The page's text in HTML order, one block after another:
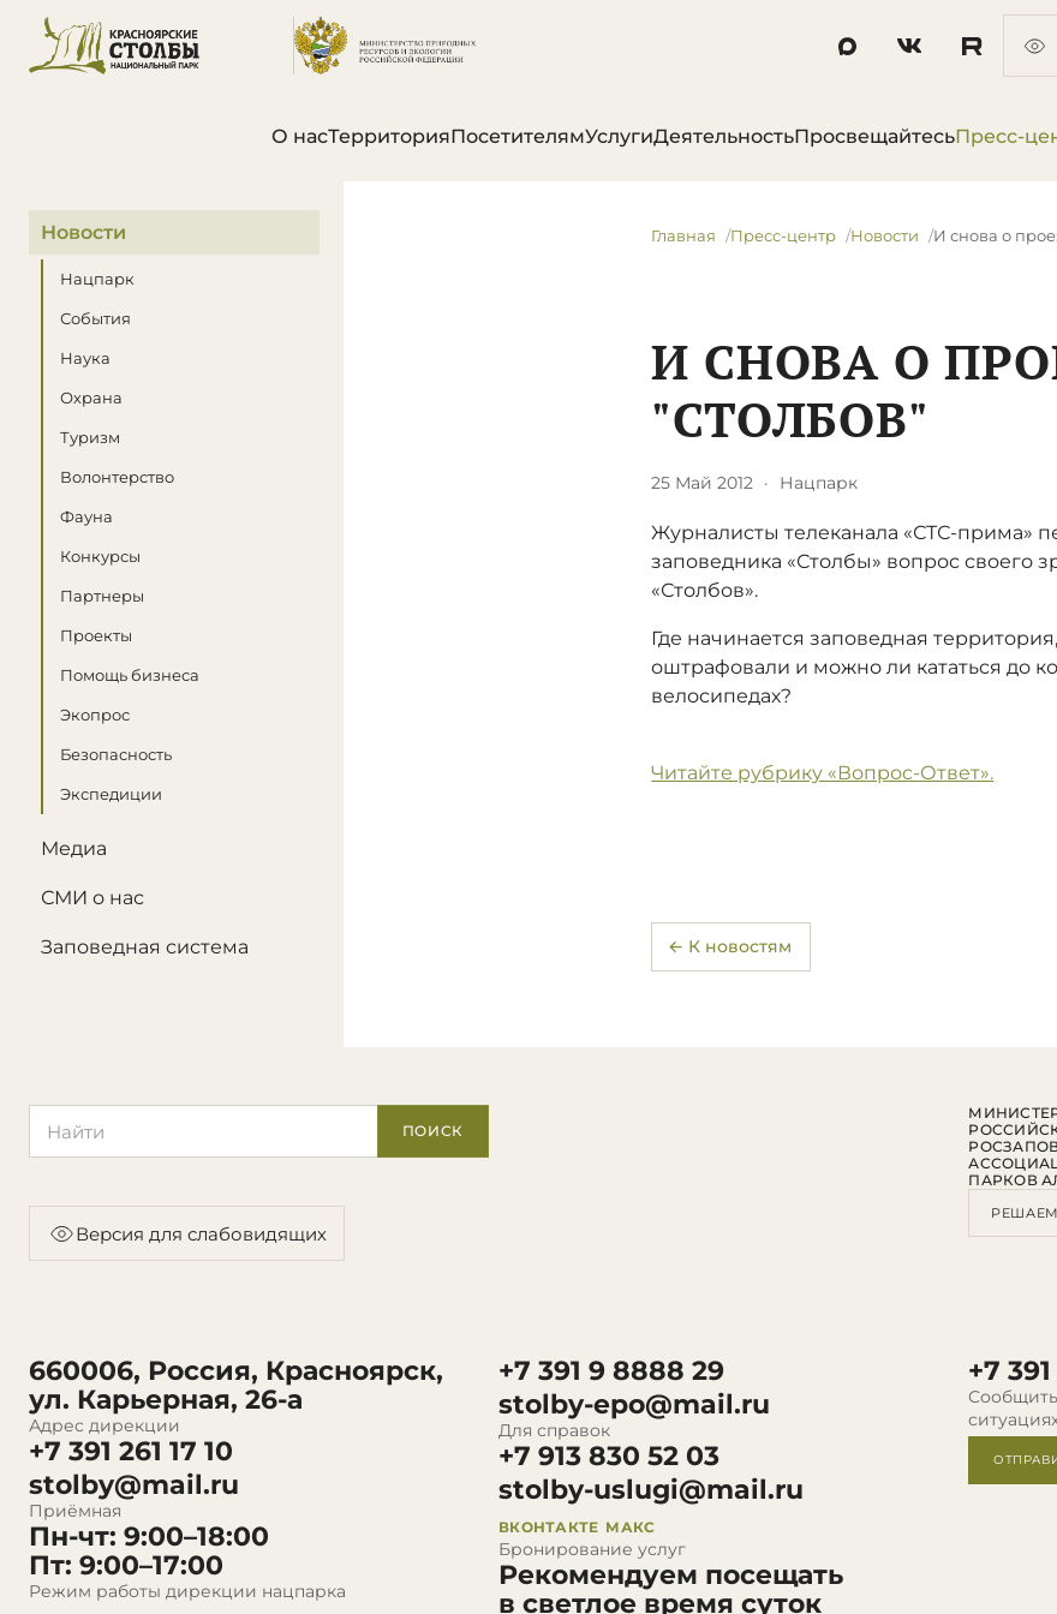
О насТерриторияПосетителямУслугиДеятельностьПросвещайтесьПресс-
В этом разделе
Новости
Нацпарк
События
Наука
Охрана
Туризм
Волонтерство
Фауна
Конкурсы
Партнеры
Проекты
Помощь бизнеса
Экопрос
Безопасность
Экспедиции
Медиа
СМИ о нас
Заповедная система
Главная Пресс-центр Новости И снова о
И СНОВА О
"СТОЛБОВ"
25 Май 2012 · Нацпарк
Журналисты телеканала «СТС-прима»
заповедника «Столбы» вопрос своего
«Столбов».
Где начинается заповедная
оштрафовали и можно ли кататься до
велосипедах?
Читайте рубрику «Вопрос-Ответ».
← К новостям
ПОИСК
Версия для слабовидящих
660006, Россия, Красноярск,
ул. Карьерная, 26-а
Адрес дирекции
+7 391 261 17 10
stolby@mail.ru
Приёмная
Пн-чт: 9:00–18:00
Пт: 9:00–17:00
Режим работы дирекции нацпарка
+7 391 9 8888 29
stolby-epo@mail.ru
Для справок
+7 913 830 52 03
stolby-uslugi@mail.ru
ВКОНТАКТЕ МАКС
Бронирование услуг
Рекомендуем посещать
в светлое время суток
+7
ПАРКОВ